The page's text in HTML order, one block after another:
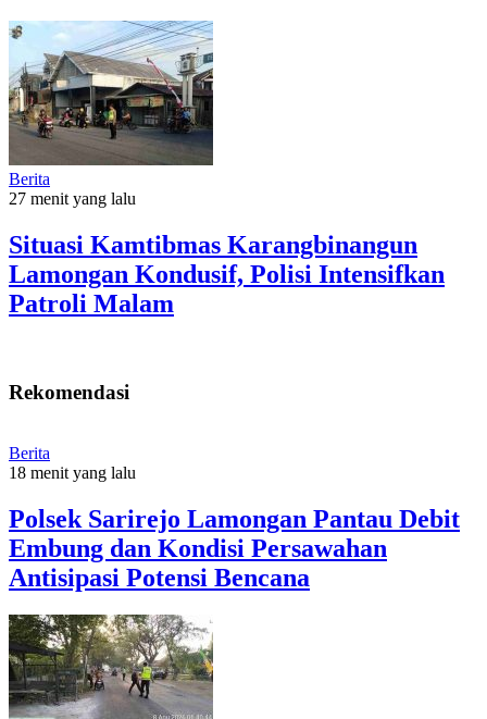
Berita
27 menit yang lalu
Situasi Kamtibmas Karangbinangun
Lamongan Kondusif, Polisi Intensifkan
Patroli Malam
Rekomendasi
Berita
18 menit yang lalu
Polsek Sarirejo Lamongan Pantau Debit
Embung dan Kondisi Persawahan
Antisipasi Potensi Bencana